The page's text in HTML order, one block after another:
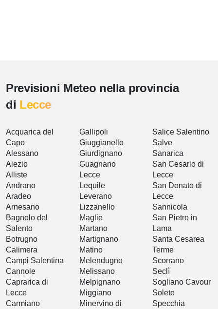
Previsioni Meteo nella provincia
di Lecce
Acquarica del
Capo
Alessano
Alezio
Alliste
Andrano
Aradeo
Arnesano
Bagnolo del
Salento
Botrugno
Calimera
Campi Salentina
Cannole
Caprarica di
Lecce
Carmiano
Gallipoli
Giuggianello
Giurdignano
Guagnano
Lecce
Lequile
Leverano
Lizzanello
Maglie
Martano
Martignano
Matino
Melendugno
Melissano
Melpignano
Miggiano
Minervino di
Salice Salentino
Salve
Sanarica
San Cesario di
Lecce
San Donato di
Lecce
Sannicola
San Pietro in
Lama
Santa Cesarea
Terme
Scorrano
Seclì
Sogliano Cavour
Soleto
Specchia